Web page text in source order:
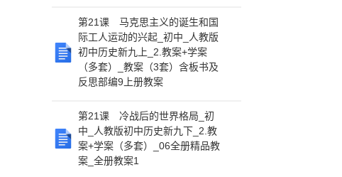
第21课 马克思主义的诞生和国
际工人运动的兴起_初中_人教版
初中历史新九上_2.教案+学案
（多套）_教案（3套）含板书及
反思部编9上册教案
第21课 冷战后的世界格局_初
中_人教版初中历史新九下_2.教
案+学案（多套）_06全册精品教
案_全册教案1